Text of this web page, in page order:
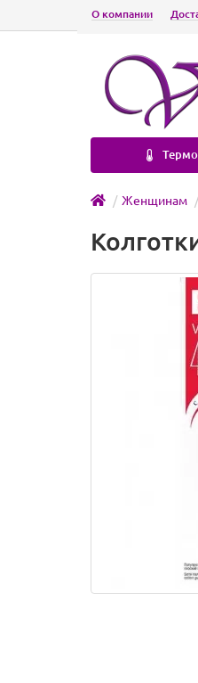
О компании
Женщинам